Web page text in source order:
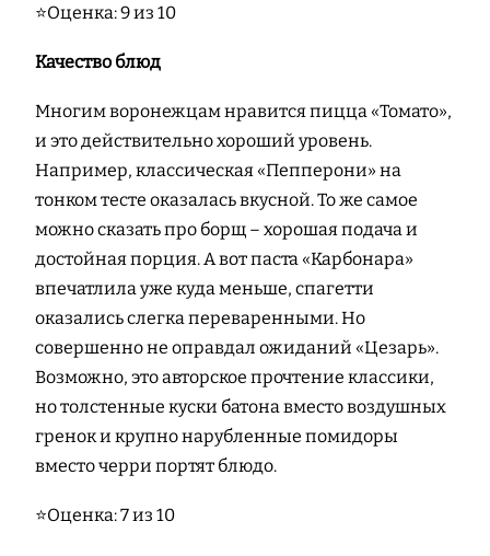
⭐Оценка: 9 из 10
Качество блюд
Многим воронежцам нравится пицца «Томато»,
и это действительно хороший уровень.
Например, классическая «Пепперони» на
тонком тесте оказалась вкусной. То же самое
можно сказать про борщ – хорошая подача и
достойная порция. А вот паста «Карбонара»
впечатлила уже куда меньше, спагетти
оказались слегка переваренными. Но
совершенно не оправдал ожиданий «Цезарь».
Возможно, это авторское прочтение классики,
но толстенные куски батона вместо воздушных
гренок и крупно нарубленные помидоры
вместо черри портят блюдо.
⭐Оценка: 7 из 10